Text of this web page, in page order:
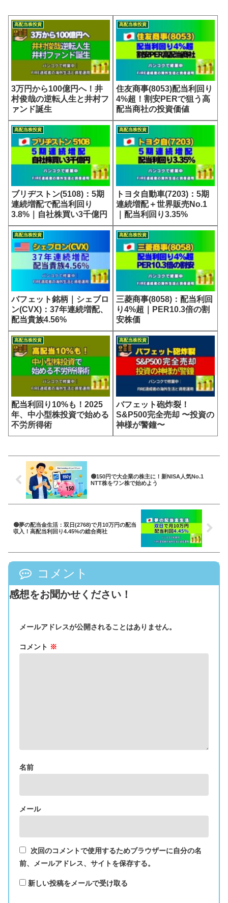
高配当株投資
3万円から100億円へ！井
村俊哉の逆転人生と井村フ
ァンド誕生
高配当株投資
住友商事(8053)配当利回り
4%超！割安PERで狙う高
配当商社の投資価値
高配当株投資
ブリヂストン(5108)：5期
連続増配で配当利回り
3.8%｜自社株買い3千億円
高配当株投資
トヨタ自動車(7203)：5期
連続増配＋世界販売No.1
｜配当利回り3.35%
高配当株投資
バフェット銘柄｜シェブロ
ン(CVX)：37年連続増配、
配当貴族4.56%
高配当株投資
三菱商事(8058)：配当利回
り4%超｜PER10.3倍の割
安株価
高配当株投資
配当利回り10%も！2025
年、中小型株投資で始める
不労所得術
高配当株投資
バフェット砲炸裂！
S&P500完全売却 〜投資の
神様が警鐘〜
🟢150円で大企業の株主に！新NISA人気No.1
NTT株をワン株で始めよう
🟢夢の配当金生活：双日(2768)で月10万円の配当
収入！高配当利回り4.45%の総合商社
コメント
感想をお聞かせください！
メールアドレスが公開されることはありません。
コメント ※
名前
メール
次回のコメントで使用するためブラウザーに自分の名
前、メールアドレス、サイトを保存する。
新しい投稿をメールで受け取る